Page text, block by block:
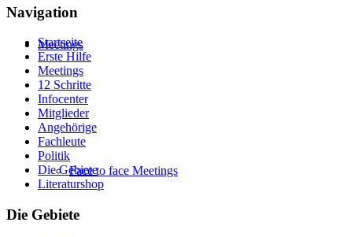
Meetings
Face to face Meetings
Navigation
Startseite
Erste Hilfe
Meetings
12 Schritte
Infocenter
Mitglieder
Angehörige
Fachleute
Politik
Die Gebiete
Literaturshop
Die Gebiete